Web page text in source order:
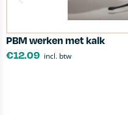
PBM werken met kalk
€12.09 incl. btw